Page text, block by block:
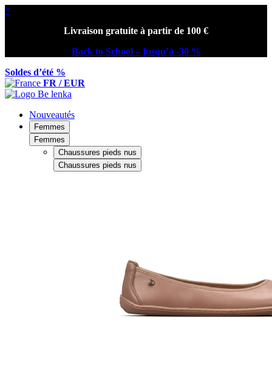
×
Livraison gratuite à partir de 100 €
Back to School – jusqu’à -30 %
Soldes d’été %
FR / EUR
Nouveautés
Femmes
Femmes
Chaussures pieds nus
Chaussures pieds nus